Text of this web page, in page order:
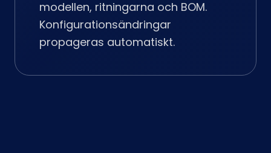
modellen, ritningarna och BOM.
Konfigurationsändringar
propageras automatiskt.